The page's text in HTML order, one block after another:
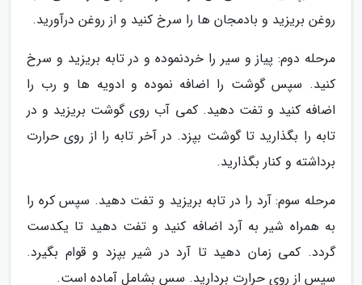
روغن بریزید و بادمجان ها را سرخ کنید و از روغن درآورید.
مرحله دوم: پیاز و سیر را خردنموده و در تابه بریزید و سرخ
کنید. سپس گوشت را اضافه نموده و ادویه ها و رب را
اضافه کنید و تفت دهید. کمی آب روی گوشت بریزید و در
تابه را بگذارید تا گوشت بپزد. در آخر تابه را از روی حرارت
برداشته و کنار بگذارید.
مرحله سوم: آرد را در تابه بریزید و تفت دهید. سپس کره را
به همراه شیر به آرد اضافه کنید و تفت دهید تا یکدست
گردد. کمی زمان دهید تا آرد در شیر بپزد و قوام بگیرد.
سپس از روی حرارت بردارید. سس بشامل آماده است.